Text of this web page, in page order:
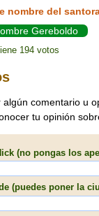
nombre del
Gereboldo
194 votos
algún comentario u
tu opinión
(no pongas los
(puedes poner la